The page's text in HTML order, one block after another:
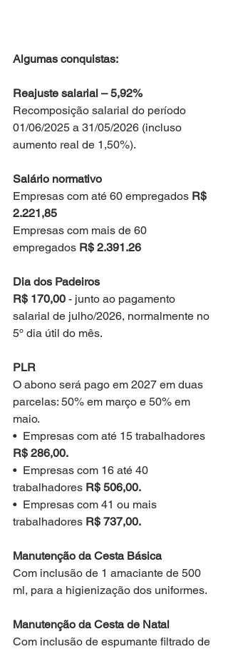
Algumas conquistas:
Reajuste salarial – 5,92%
Recomposição salarial do período
01/06/2025 a 31/05/2026 (incluso
aumento real de 1,50%).
Salário normativo
Empresas com até 60 empregados R$
2.221,85
Empresas com mais de 60
empregados R$ 2.391.26
Dia dos Padeiros
R$ 170,00 - junto ao pagamento
salarial de julho/2026, normalmente no
5º dia útil do mês.
PLR
O abono será pago em 2027 em duas
parcelas: 50% em março e 50% em
maio.
•⁠  ⁠Empresas com até 15 trabalhadores
R$ 286,00.
•⁠  ⁠Empresas com 16 até 40
trabalhadores R$ 506,00.
•⁠  ⁠Empresas com 41 ou mais
trabalhadores R$ 737,00.
Manutenção da Cesta Básica
Com inclusão de 1 amaciante de 500
ml, para a higienização dos uniformes.
Manutenção da Cesta de Natal
Com inclusão de espumante filtrado de